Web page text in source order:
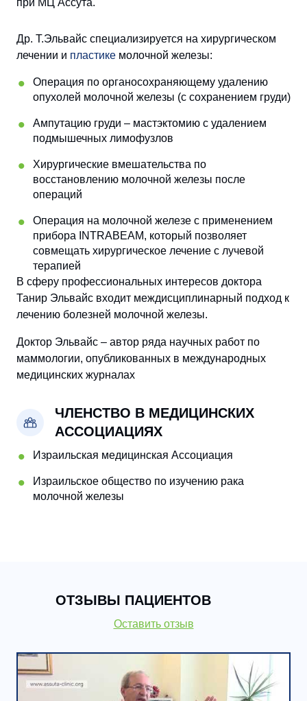
Др. Т.Эльвайс специализируется на хирургическом
лечении и пластике молочной железы:
Операция по органосохраняющему удалению
опухолей молочной железы (с сохранением груди)
Ампутацию груди – мастэктомию с удалением
подмышечных лимофузлов
Хирургические вмешательства по
восстановлению молочной железы после
операций
Операция на молочной железе с применением
прибора INTRABEAM, который позволяет
совмещать хирургическое лечение с лучевой
терапией
В сферу профессиональных интересов доктора
Танир Эльвайс входит междисциплинарный подход к
лечению болезней молочной железы.
Доктор Эльвайс – автор ряда научных работ по
маммологии, опубликованных в международных
медицинских журналах
ЧЛЕНСТВО В МЕДИЦИНСКИХ
АССОЦИАЦИЯХ
Израильская медицинская Ассоциация
Израильское общество по изучению рака
молочной железы
ОТЗЫВЫ ПАЦИЕНТОВ
Оставить отзыв